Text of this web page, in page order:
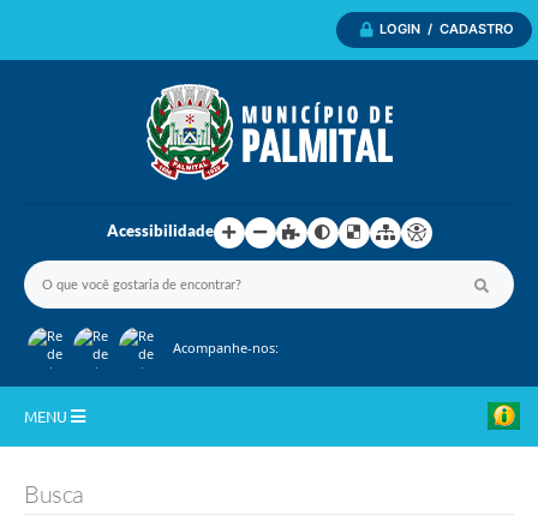
LOGIN / CADASTRO
Acessibilidade
Acompanhe-nos:
MENU
Busca